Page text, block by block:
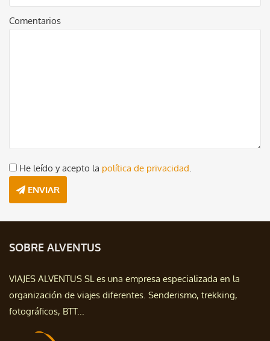
Comentarios
He leído y acepto la política de privacidad
ENVIAR
SOBRE ALVENTUS
VIAJES ALVENTUS SL es una empresa especializada en la
organización de viajes diferentes. Senderismo, trekking,
fotográficos, BTT...